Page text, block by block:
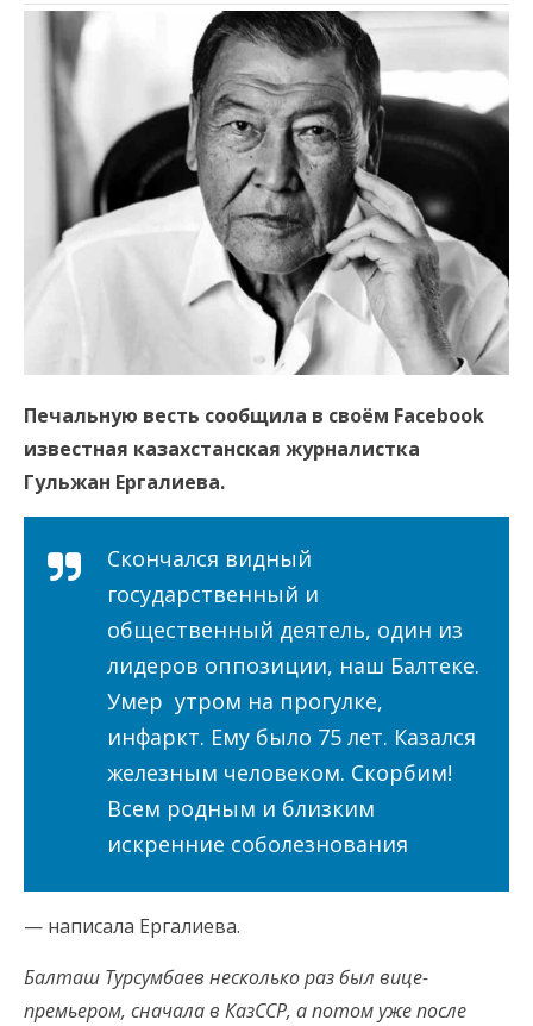
Печальную весть сообщила в своём Facebook
известная казахстанская журналистка
Гульжан Ергалиева.
Скончался видный
государственный и
общественный деятель, один из
лидеров оппозиции, наш Балтеке.
Умер утром на прогулке,
инфаркт. Ему было 75 лет. Казался
железным человеком. Скорбим!
Всем родным и близким
искренние соболезнования
— написала Ергалиева.
Балташ Турсумбаев несколько раз был вице-
премьером, сначала в КазССР, а потом уже после